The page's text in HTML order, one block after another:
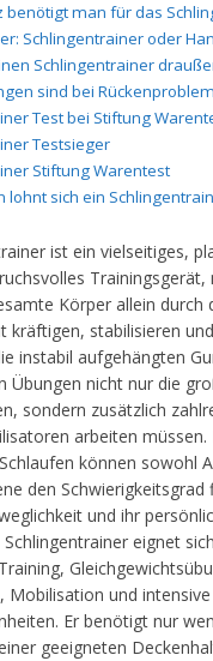
benötigt man für das
Schlingentrainer oder
Schlingentrainer
sind bei
Test bei Stiftung
Testsieger
Stiftung Warentest
lohnt sich ein
ist ein vielseitiges,
Körper allein durch
kräftigen, stabilisieren
instabil aufgehängten
Übungen nicht nur die
sondern zusätzlich
arbeiten müssen.
können sowohl
den Schwierigkeitsgrad
und ihr
Schlingentrainer eignet
Mobilisation und intensive
Er benötigt nur
geeigneten